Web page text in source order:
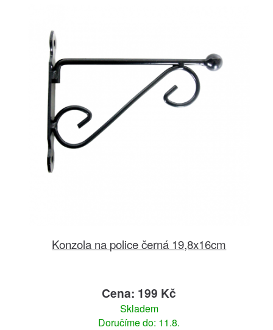
Konzola na police černá 19,8x16cm
Cena: 199 Kč
Skladem
Doručíme do: 11.8.